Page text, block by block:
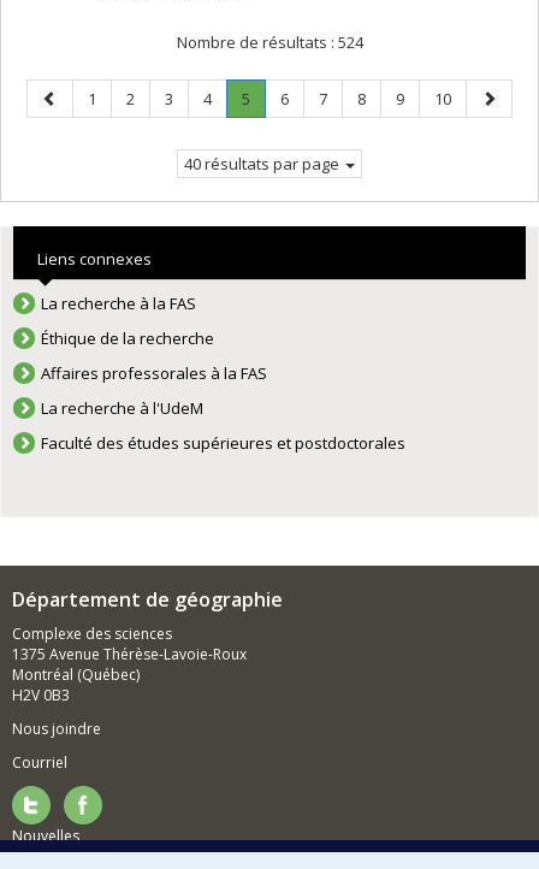
Nombre de résultats : 524
Page
précédente
Page
1 Page
2 Page
3 Page
4 Page
5
Page
Page
6 Page
7 Page
8 Page
9 Page
10
Page
40 résultats par page
Liens connexes
La recherche à la FAS
Éthique de la recherche
Affaires professorales à la FAS
La recherche à l'UdeM
Faculté des études supérieures et postdoctorales
Département de géographie
Complexe des sciences
1375 Avenue Thérèse-Lavoie-Roux
Montréal (Québec)
H2V 0B3
Nous joindre
Courriel
Nouvelles